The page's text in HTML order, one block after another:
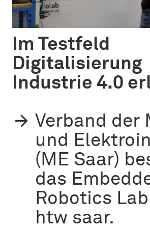
Im Testfeld
Digitalisierung
Industrie 4.0
Verband der
und
(ME Saar)
das
Robotics
htw saar.